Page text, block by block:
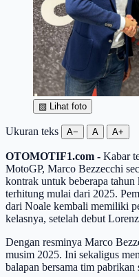
▧ Lihat foto
Ukuran teks A− A A+
OTOMOTIF1.com - Kabar
MotoGP, Marco Bezzecchi
kontrak untuk beberapa
terhitung mulai dari 2025.
dari Noale kembali memiliki
kelasnya, setelah debut
Dengan resminya Marco
musim 2025. Ini sekaligus
balapan bersama tim pabrikan